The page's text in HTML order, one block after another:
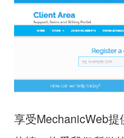
享受MechanicWeb